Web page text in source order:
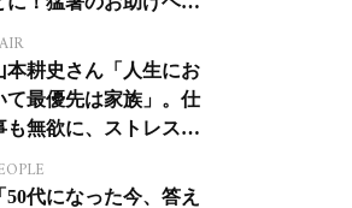
本耕史さん「人生にお
て最優先は家族」。仕
も無欲に、ストレスを
50代になった今、答え